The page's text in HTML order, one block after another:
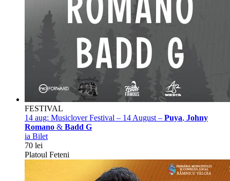
FESTIVAL
14 aug: Musiclover Festival – 14 August – Puya, Johny
Romano & Badd G
ia Bilet
70 lei
Platoul Feteni